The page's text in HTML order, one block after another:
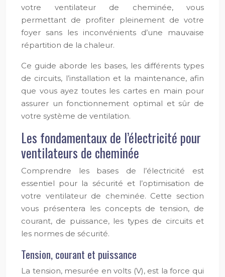
votre ventilateur de cheminée, vous
permettant de profiter pleinement de votre
foyer sans les inconvénients d’une mauvaise
répartition de la chaleur.
Ce guide aborde les bases, les différents types
de circuits, l’installation et la maintenance, afin
que vous ayez toutes les cartes en main pour
assurer un fonctionnement optimal et sûr de
votre système de ventilation.
Les fondamentaux de l’électricité pour
ventilateurs de cheminée
Comprendre les bases de l’électricité est
essentiel pour la sécurité et l’optimisation de
votre ventilateur de cheminée. Cette section
vous présentera les concepts de tension, de
courant, de puissance, les types de circuits et
les normes de sécurité.
Tension, courant et puissance
La tension, mesurée en volts (V), est la force qui